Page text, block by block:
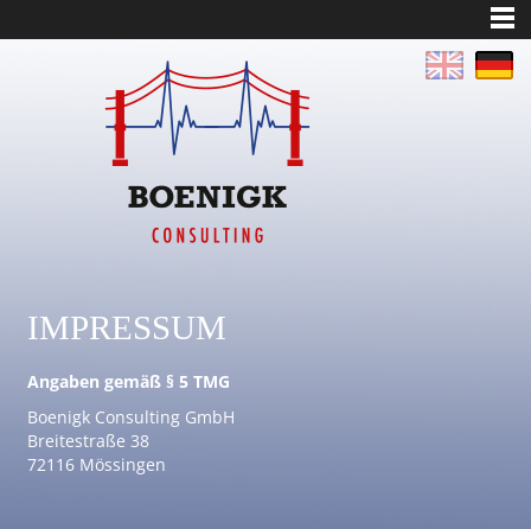
IMPRESSUM
Angaben gemäß § 5 TMG
Boenigk Consulting GmbH
Breitestraße 38
72116 Mössingen